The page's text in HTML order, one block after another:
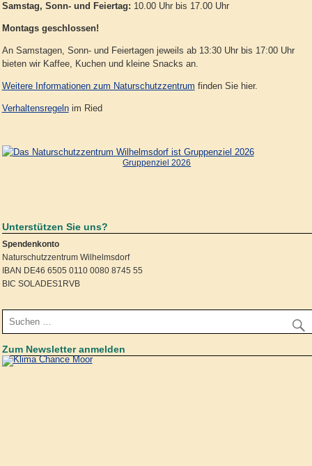
Samstag, Sonn- und Feiertag: 10.00 Uhr bis 17.00 Uhr
Montags geschlossen!
An Samstagen, Sonn- und Feiertagen jeweils ab 13:30 Uhr bis 17:00 Uhr
bieten wir Kaffee, Kuchen und kleine Snacks an.
Weitere Informationen zum Naturschutzzentrum finden Sie hier.
Verhaltensregelnim Ried
Gruppenziel 2026
Unterstützen Sie uns?
Spendenkonto
Naturschutzzentrum Wilhelmsdorf
IBAN DE46 6505 0110 0080 8745 55
BIC SOLADES1RVB
Zum Newsletter anmelden